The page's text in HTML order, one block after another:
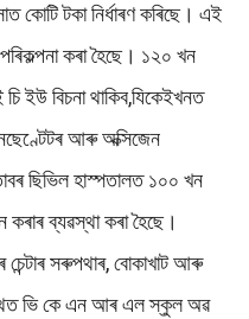
কোটি টকা নিৰ্ধাৰণ কৰিছে। এই
কৰা হৈছে। ১২০ খন
ইউ বিচনা থাকিব,যিকেইখনত
আৰু অক্সিজেন
ছিভিল হাস্পতালত ১০০ খন
কৰাৰ ব্যৱস্থা কৰা হৈছে।
সৰুপথাৰ, বোকাখাট আৰু
ভি কে এন আৰ এল স্কুল অৱ